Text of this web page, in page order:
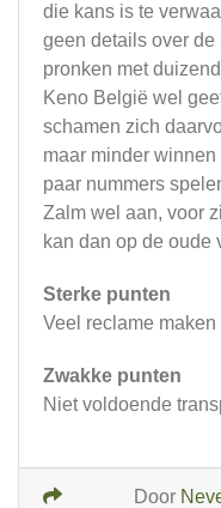
die kans is te
geen details over
pronken met
Keno België wel
schamen zich
maar minder
paar nummers
Zalm wel aan, voor
kan dan op de oude
Sterke punten
Veel reclame maken
Zwakke punten
Niet voldoende
Door